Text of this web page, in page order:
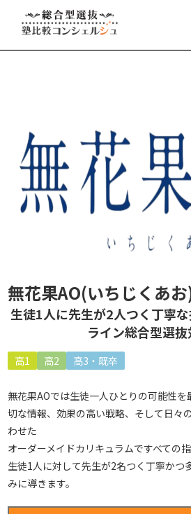
無花果AO(いちじくあ
生徒1人に先生が2人つく丁寧
ライン総合型選
高1 高2 高3・既卒
無花果AOでは生徒一人ひとりの可能性
切な情報、効果の高い戦略、そして日々
わせた
オーダーメイドカリキュラムですべての
生徒1人に対して先生が2名つく丁寧かつ
みに導きます。